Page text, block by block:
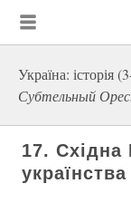
Україна: історія
Субтельный
17. Східна
українства